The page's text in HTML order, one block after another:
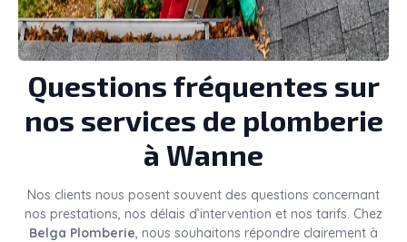
Questions fréquentes sur
nos services de plomberie
à Wanne
Nos clients nous posent souvent des questions concernant
nos prestations, nos délais d’intervention et nos tarifs. Chez
Belga Plomberie, nous souhaitons répondre clairement à